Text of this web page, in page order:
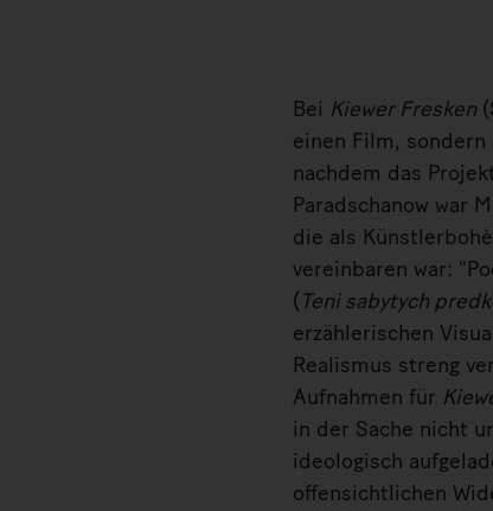
Bei Kiewer Fresken
einen Film,
nachdem das
Paradschanow war
die als
vereinbaren war:
(Teni sabytych
erzählerischen
Realismus streng
Aufnahmen für
in der Sache nicht
ideologisch
offensichtlichen